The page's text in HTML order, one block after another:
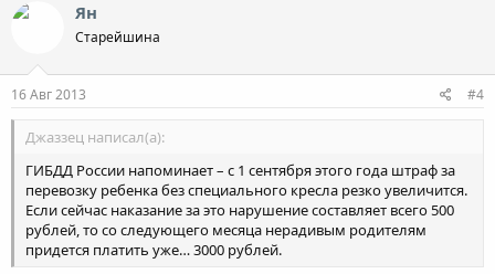
Ян
Старейшина
16 Авг 2013 #4
Джаззец написал(а):
ГИБДД России напоминает – с 1 сентября этого года штраф за
перевозку ребенка без специального кресла резко увеличится.
Если сейчас наказание за это нарушение составляет всего 500
рублей, то со следующего месяца нерадивым родителям
придется платить уже… 3000 рублей.